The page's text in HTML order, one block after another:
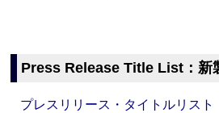
Press Release Title List：新
プレスリリース・タイトルリス